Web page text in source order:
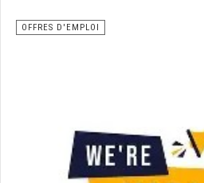
OFFRES D'EMPLOI